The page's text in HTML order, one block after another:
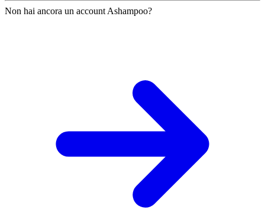
Non hai ancora un account Ashampoo?